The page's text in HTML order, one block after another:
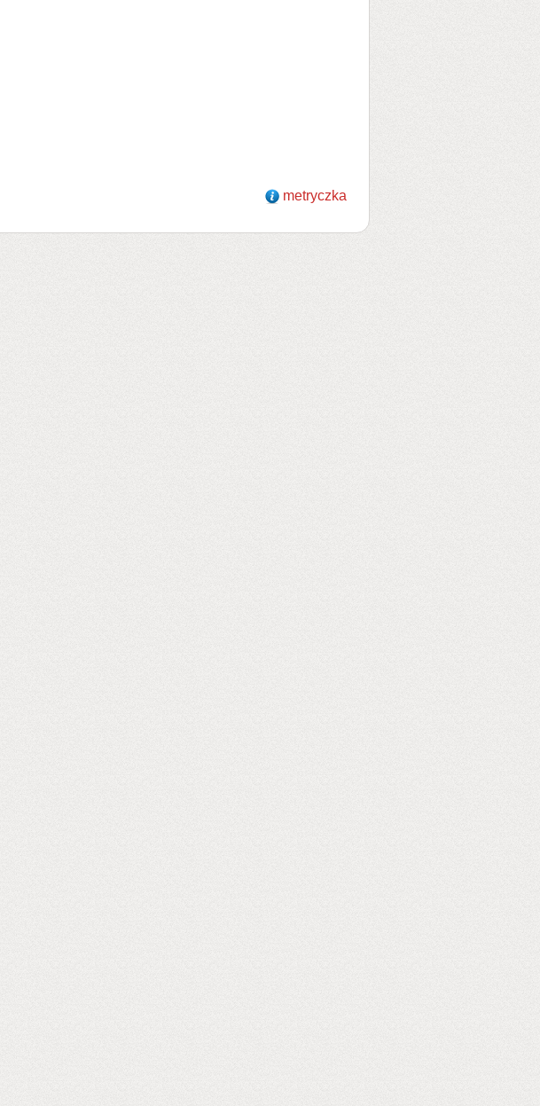
metryczka